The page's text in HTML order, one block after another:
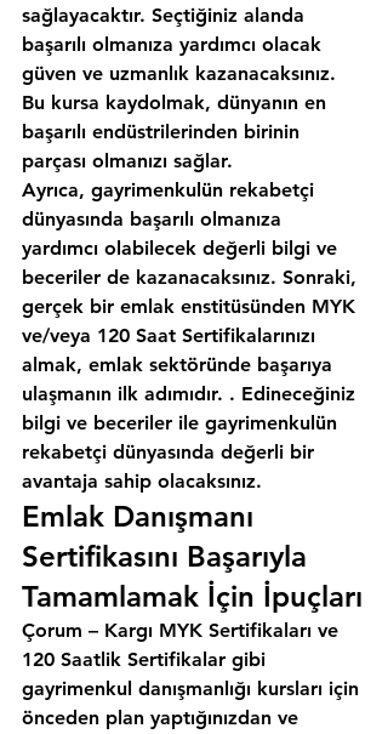
sağlayacaktır. Seçtiğiniz alanda
başarılı olmanıza yardımcı olacak
güven ve uzmanlık kazanacaksınız.
Bu kursa kaydolmak, dünyanın en
başarılı endüstrilerinden birinin
parçası olmanızı sağlar.
Ayrıca, gayrimenkulün rekabetçi
dünyasında başarılı olmanıza
yardımcı olabilecek değerli bilgi ve
beceriler de kazanacaksınız. Sonraki,
gerçek bir emlak enstitüsünden MYK
ve/veya 120 Saat Sertifikalarınızı
almak, emlak sektöründe başarıya
ulaşmanın ilk adımıdır. . Edineceğiniz
bilgi ve beceriler ile gayrimenkulün
rekabetçi dünyasında değerli bir
avantaja sahip olacaksınız.
Emlak Danışmanı
Sertifikasını Başarıyla
Tamamlamak İçin İpuçları
Çorum – Kargı MYK Sertifikaları ve
120 Saatlik Sertifikalar gibi
gayrimenkul danışmanlığı kursları için
önceden plan yaptığınızdan ve